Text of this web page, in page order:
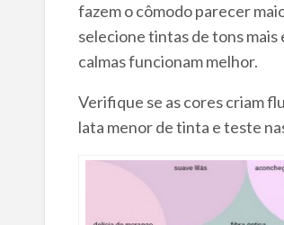
fazem o cômodo parecer
selecione tintas de tons
calmas funcionam melhor.
Verifique se as cores criam
lata menor de tinta e teste